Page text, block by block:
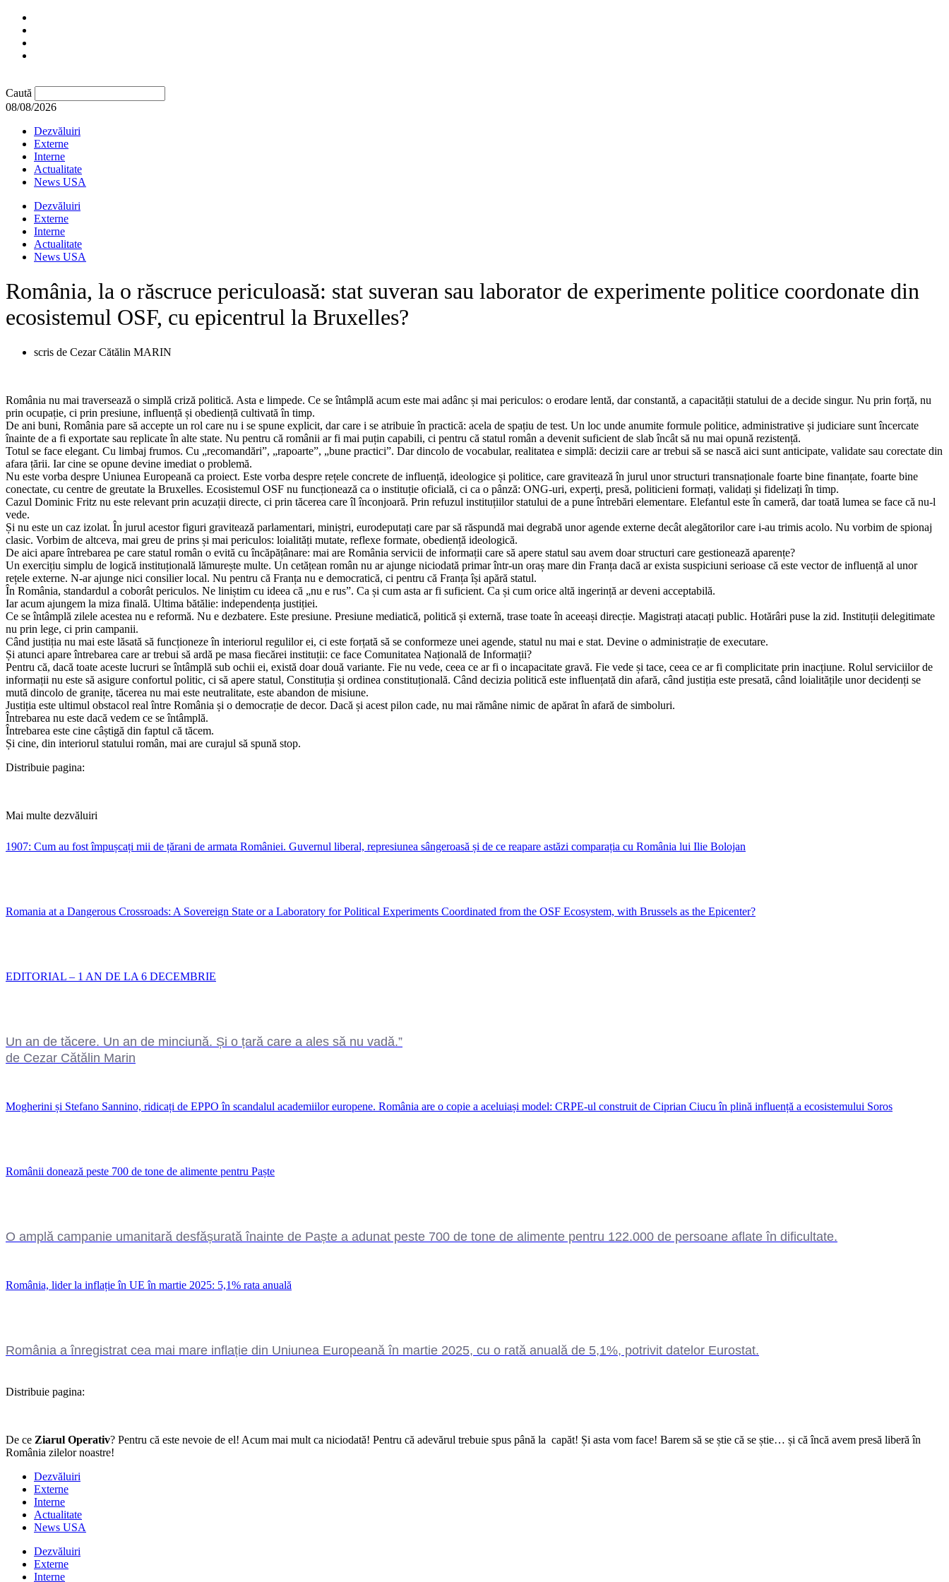
Caută
08/08/2026
Dezvăluiri
Externe
Interne
Actualitate
News USA
Dezvăluiri
Externe
Interne
Actualitate
News USA
România, la o răscruce periculoasă: stat suveran sau laborator de experimente politice coordonate din
ecosistemul OSF, cu epicentrul la Bruxelles?
scris de Cezar Cătălin MARIN
România nu mai traversează o simplă criză politică. Asta e limpede. Ce se întâmplă acum este mai adânc și mai periculos: o erodare lentă, dar constantă, a capacității statului de a decide singur. Nu prin forță, nu
prin ocupație, ci prin presiune, influență și obediență cultivată în timp.
De ani buni, România pare să accepte un rol care nu i se spune explicit, dar care i se atribuie în practică: acela de spațiu de test. Un loc unde anumite formule politice, administrative și judiciare sunt încercate
înainte de a fi exportate sau replicate în alte state. Nu pentru că românii ar fi mai puțin capabili, ci pentru că statul român a devenit suficient de slab încât să nu mai opună rezistență.
Totul se face elegant. Cu limbaj frumos. Cu „recomandări”, „rapoarte”, „bune practici”. Dar dincolo de vocabular, realitatea e simplă: decizii care ar trebui să se nască aici sunt anticipate, validate sau corectate din
afara țării. Iar cine se opune devine imediat o problemă.
Nu este vorba despre Uniunea Europeană ca proiect. Este vorba despre rețele concrete de influență, ideologice și politice, care gravitează în jurul unor structuri transnaționale foarte bine finanțate, foarte bine
conectate, cu centre de greutate la Bruxelles. Ecosistemul OSF nu funcționează ca o instituție oficială, ci ca o pânză: ONG-uri, experți, presă, politicieni formați, validați și fidelizați în timp.
Cazul Dominic Fritz nu este relevant prin acuzații directe, ci prin tăcerea care îl înconjoară. Prin refuzul instituțiilor statului de a pune întrebări elementare. Elefantul este în cameră, dar toată lumea se face că nu-l
vede.
Și nu este un caz izolat. În jurul acestor figuri gravitează parlamentari, miniștri, eurodeputați care par să răspundă mai degrabă unor agende externe decât alegătorilor care i-au trimis acolo. Nu vorbim de spionaj
clasic. Vorbim de altceva, mai greu de prins și mai periculos: loialități mutate, reflexe formate, obediență ideologică.
De aici apare întrebarea pe care statul român o evită cu încăpățânare: mai are România servicii de informații care să apere statul sau avem doar structuri care gestionează aparențe?
Un exercițiu simplu de logică instituțională lămurește multe. Un cetățean român nu ar ajunge niciodată primar într-un oraș mare din Franța dacă ar exista suspiciuni serioase că este vector de influență al unor
rețele externe. N-ar ajunge nici consilier local. Nu pentru că Franța nu e democratică, ci pentru că Franța își apără statul.
În România, standardul a coborât periculos. Ne liniștim cu ideea că „nu e rus”. Ca și cum asta ar fi suficient. Ca și cum orice altă ingerință ar deveni acceptabilă.
Iar acum ajungem la miza finală. Ultima bătălie: independența justiției.
Ce se întâmplă zilele acestea nu e reformă. Nu e dezbatere. Este presiune. Presiune mediatică, politică și externă, trase toate în aceeași direcție. Magistrați atacați public. Hotărâri puse la zid. Instituții delegitimate
nu prin lege, ci prin campanii.
Când justiția nu mai este lăsată să funcționeze în interiorul regulilor ei, ci este forțată să se conformeze unei agende, statul nu mai e stat. Devine o administrație de executare.
Și atunci apare întrebarea care ar trebui să ardă pe masa fiecărei instituții: ce face Comunitatea Națională de Informații?
Pentru că, dacă toate aceste lucruri se întâmplă sub ochii ei, există doar două variante. Fie nu vede, ceea ce ar fi o incapacitate gravă. Fie vede și tace, ceea ce ar fi complicitate prin inacțiune. Rolul serviciilor de
informații nu este să asigure confortul politic, ci să apere statul, Constituția și ordinea constituțională. Când decizia politică este influențată din afară, când justiția este presată, când loialitățile unor decidenți se
mută dincolo de granițe, tăcerea nu mai este neutralitate, este abandon de misiune.
Justiția este ultimul obstacol real între România și o democrație de decor. Dacă și acest pilon cade, nu mai rămâne nimic de apărat în afară de simboluri.
Întrebarea nu este dacă vedem ce se întâmplă.
Întrebarea este cine câștigă din faptul că tăcem.
Și cine, din interiorul statului român, mai are curajul să spună stop.
Distribuie pagina:
Mai multe dezvăluiri
1907: Cum au fost împușcați mii de țărani de armata României. Guvernul liberal, represiunea sângeroasă și de ce reapare astăzi comparația cu România lui Ilie Bolojan
Romania at a Dangerous Crossroads: A Sovereign State or a Laboratory for Political Experiments Coordinated from the OSF Ecosystem, with Brussels as the Epicenter?
EDITORIAL – 1 AN DE LA 6 DECEMBRIE
Un an de tăcere. Un an de minciună. Și o țară care a ales să nu vadă.”
de Cezar Cătălin Marin
Mogherini și Stefano Sannino, ridicați de EPPO în scandalul academiilor europene. România are o copie a aceluiași model: CRPE-ul construit de Ciprian Ciucu în plină influență a ecosistemului Soros
Românii donează peste 700 de tone de alimente pentru Paște
O amplă campanie umanitară desfășurată înainte de Paște a adunat peste 700 de tone de alimente pentru 122.000 de persoane aflate în dificultate.
România, lider la inflație în UE în martie 2025: 5,1% rata anuală
România a înregistrat cea mai mare inflație din Uniunea Europeană în martie 2025, cu o rată anuală de 5,1%, potrivit datelor Eurostat.
Distribuie pagina:
De ce Ziarul Operativ? Pentru că este nevoie de el! Acum mai mult ca niciodată! Pentru că adevărul trebuie spus până la capăt! Și asta vom face! Barem să se știe că se știe… și că încă avem presă liberă în
România zilelor noastre!
Dezvăluiri
Externe
Interne
Actualitate
News USA
Dezvăluiri
Externe
Interne